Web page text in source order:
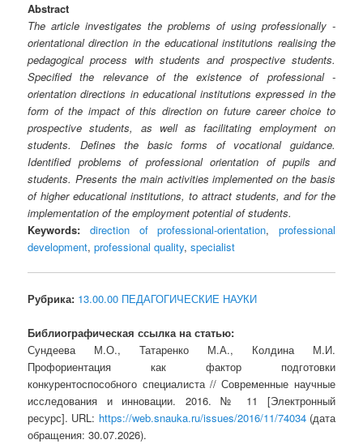
Abstract
The article investigates the problems of using professionally -
orientational direction in the educational institutions realising the
pedagogical process with students and prospective students.
Specified the relevance of the existence of professional -
orientation directions in educational institutions expressed in the
form of the impact of this direction on future career choice to
prospective students, as well as facilitating employment on
students. Defines the basic forms of vocational guidance.
Identified problems of professional orientation of pupils and
students. Presents the main activities implemented on the basis
of higher educational institutions, to attract students, and for the
implementation of the employment potential of students.
Keywords:
direction of professional-orientation, professional
development,professional quality,specialist
Рубрика: 13.00.00 ПЕДАГОГИЧЕСКИЕ НАУКИ
Библиографическая ссылка на статью:
Сундеева М.О., Татаренко М.А., Колдина М.И.
Профориентация как фактор подготовки
конкурентоспособного специалиста // Современные научные
исследования и инновации. 2016. № 11 [Электронный
ресурс]. URL: https://web.snauka.ru/issues/2016/11/74034(дата
обращения: 30.07.2026).